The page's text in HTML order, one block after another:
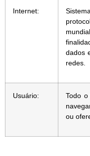
Internet:
dados
redes.
Usuário:
Todo
ou